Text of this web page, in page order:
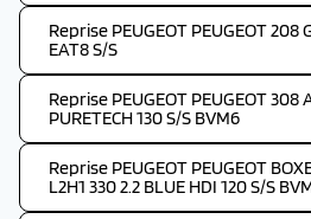
Reprise PEUGEOT PEUGEOT 208
EAT8 S/S
Reprise PEUGEOT PEUGEOT 308
PURETECH 130 S/S BVM6
Reprise PEUGEOT PEUGEOT
L2H1 330 2.2 BLUE HDI 120 S/S